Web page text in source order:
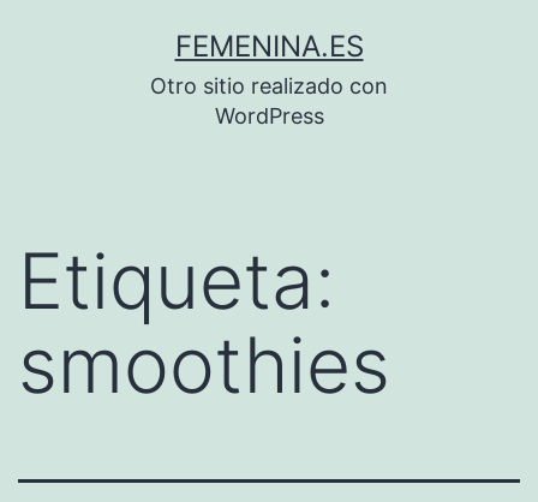
FEMENINA.ES
Otro sitio realizado con
WordPress
Etiqueta:
smoothies